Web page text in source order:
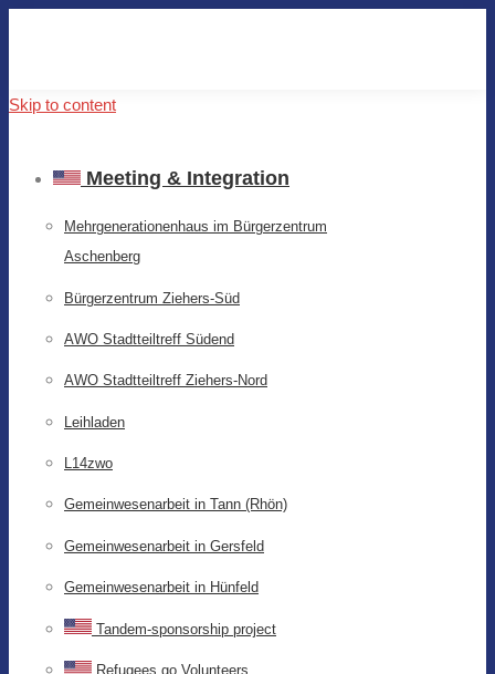
Skip to content
Meeting & Integration
Mehrgenerationenhaus im Bürgerzentrum
Aschenberg
Bürgerzentrum Ziehers-Süd
AWO Stadtteiltreff Südend
AWO Stadtteiltreff Ziehers-Nord
Leihladen
L14zwo
Gemeinwesenarbeit in Tann (Rhön)
Gemeinwesenarbeit in Gersfeld
Gemeinwesenarbeit in Hünfeld
Tandem-sponsorship project
Refugees go Volunteers